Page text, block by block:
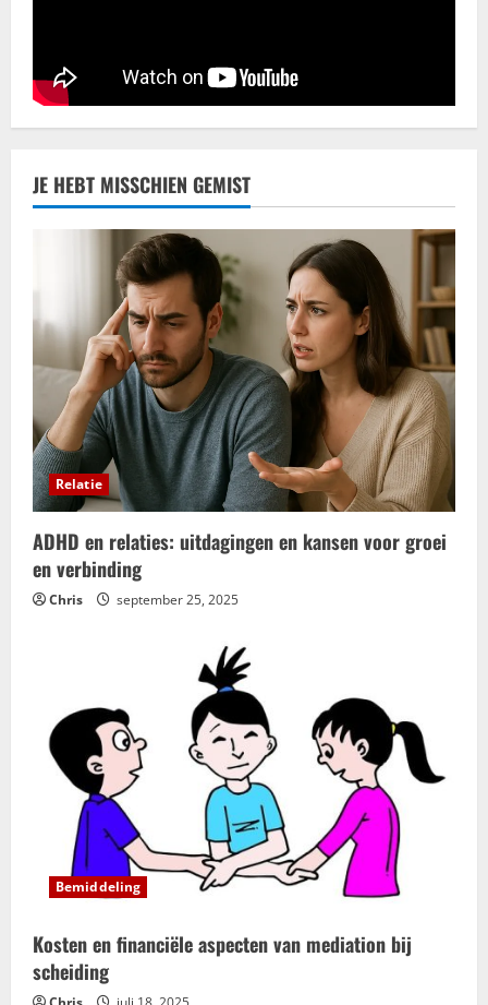
Een natuurlijke aanpak voor het
verbeteren van je seksuele gezondheid
5
Trouwhuisstijl en Decoratie
Hoe creëer jij dé perfecte
trouwhuisstijl?
mei 12, 2025
JE HEBT MISSCHIEN GEMIST
Relatie
ADHD en relaties: uitdagingen en kansen voor groei
en verbinding
Chris september 25, 2025
Bemiddeling
Kosten en financiële aspecten van mediation bij
scheiding